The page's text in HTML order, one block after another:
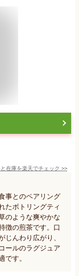
在庫を楽天でチェック >>
事とのペアリング
たボトリングティ
のような爽やかな
徴の煎茶です。口
じんわり広がり、
ールのラグジュア
です。